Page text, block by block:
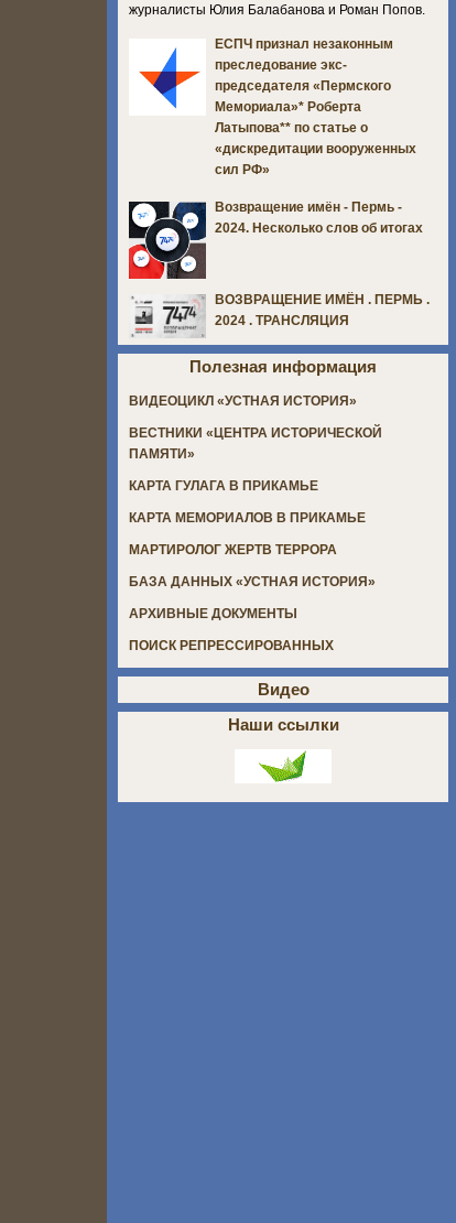
журналисты Юлия Балабанова и Роман Попов.
ЕСПЧ признал незаконным
преследование экс-
председателя «Пермского
Мемориала»* Роберта
Латыпова** по статье о
«дискредитации вооруженных
сил РФ»
Возвращение имён - Пермь -
2024. Несколько слов об итогах
ВОЗВРАЩЕНИЕ ИМЁН . ПЕРМЬ .
2024 . ТРАНСЛЯЦИЯ
Полезная информация
ВИДЕОЦИКЛ «УСТНАЯ ИСТОРИЯ»
ВЕСТНИКИ «ЦЕНТРА ИСТОРИЧЕСКОЙ
ПАМЯТИ»
КАРТА ГУЛАГА В ПРИКАМЬЕ
КАРТА МЕМОРИАЛОВ В ПРИКАМЬЕ
МАРТИРОЛОГ ЖЕРТВ ТЕРРОРА
БАЗА ДАННЫХ «УСТНАЯ ИСТОРИЯ»
АРХИВНЫЕ ДОКУМЕНТЫ
ПОИСК РЕПРЕССИРОВАННЫХ
Видео
Наши ссылки